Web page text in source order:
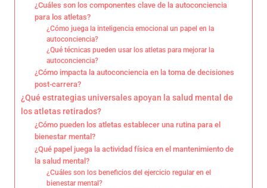
¿Cuáles son los componentes clave de la autoconciencia
para los atletas?
¿Cómo juega la inteligencia emocional un papel en la
autoconciencia?
¿Qué técnicas pueden usar los atletas para mejorar la
autoconciencia?
¿Cómo impacta la autoconciencia en la toma de decisiones
post-carrera?
¿Qué estrategias universales apoyan la salud mental de
los atletas retirados?
¿Cómo pueden los atletas establecer una rutina para el
bienestar mental?
¿Qué papel juega la actividad física en el mantenimiento de
la salud mental?
¿Cuáles son los beneficios del ejercicio regular en el
bienestar mental?